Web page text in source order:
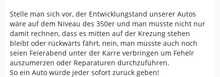
Stelle man sich vor, der Entwicklungstand unserer Autos
wäre auf dem Niveau des 350er und man müsste nicht nur
damit rechnen, dass es mitten auf der Krezung stehen
bleibt oder rückwärts fährt, nein, man müsste auch noch
seien Feierabend unter der Karre verbringen um Fehelr
auszumerzen oder Reparaturen durchzuführen.
So ein Auto würde jeder sofort zurück geben!